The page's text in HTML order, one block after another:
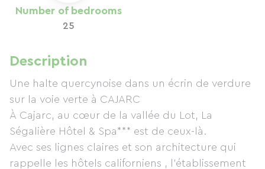
Number of bedrooms
25
Description
Une halte quercynoise dans un écrin de verdure
sur la voie verte à CAJARC
À Cajarc, au cœur de la vallée du Lot, La
Ségalière Hôtel & Spa*** est de ceux-là.
Avec ses lignes claires et son architecture qui
rappelle les hôtels californiens , l’établissement